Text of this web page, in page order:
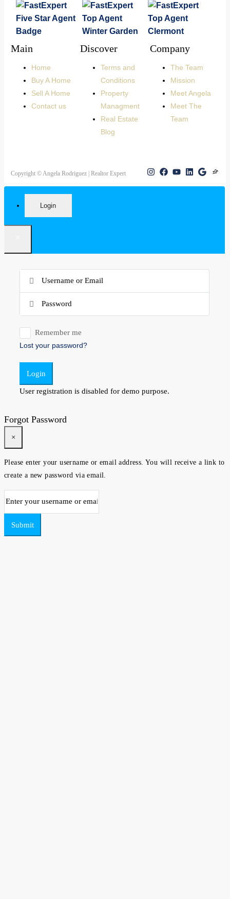
Main
Home
Buy A Home
Sell A Home
Contact us
Discover
Terms and
Conditions
Property
Managment
Real Estate
Blog
Company
The Team
Mission
Meet Angela
Meet The
Team
Copyright © Angela Rodriguez | Realtor Expert
Login
Remember me
Lost your password?
Login
User registration is disabled for demo purpose.
Forgot Password
×
Please enter your username or email address. You will receive a link to
create a new password via email.
Submit